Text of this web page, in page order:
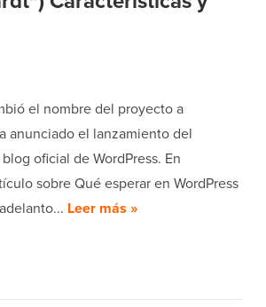
el nombre del proyecto a
anunciado el lanzamiento del
oficial de WordPress. En
sobre Qué esperar en WordPress
Leer más »